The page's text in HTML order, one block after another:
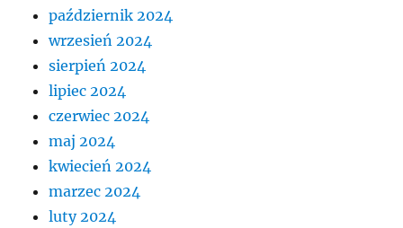
październik 2024
wrzesień 2024
sierpień 2024
lipiec 2024
czerwiec 2024
maj 2024
kwiecień 2024
marzec 2024
luty 2024